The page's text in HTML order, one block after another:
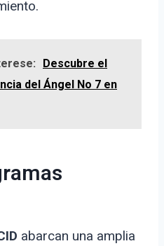
Descubre el
del Ángel No 7 en
abarcan una amplia